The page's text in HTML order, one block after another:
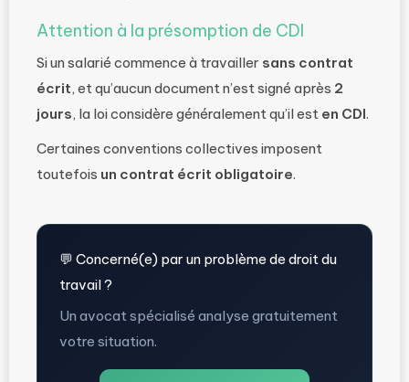
Attention à la présomption de CDI
Si un salarié commence à travailler sans contrat
écrit, et qu’aucun document n’est signé après 2
jours, la loi considère généralement qu’il est en CDI.
Certaines conventions collectives imposent
toutefois un contrat écrit obligatoire.
💬 Concerné(e) par un problème de droit du
travail ?
Un avocat spécialisé analyse gratuitement
votre situation.